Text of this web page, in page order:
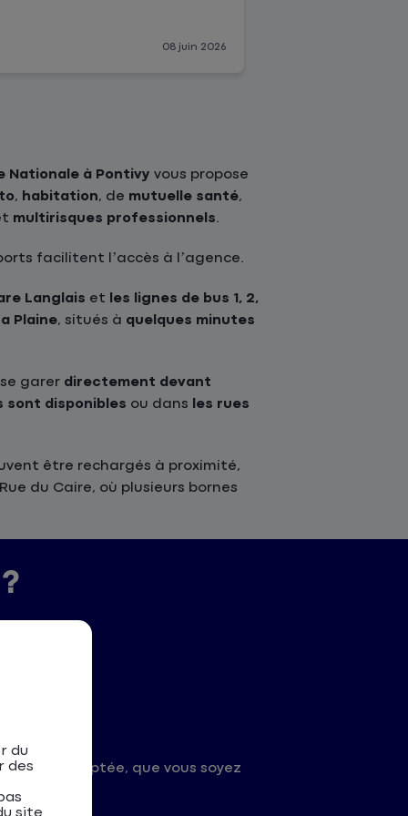
08 juin 2026
Nationale à Pontivy vous propose
, habitation, de mutuelle santé,
multirisques professionnels.
facilitent l’accès à l’agence.
Langlais et les lignes de bus 1, 2,
Plaine, situés à quelques minutes
garer directement devant
sont disponibles ou dans les rues
être rechargés à proximité,
du Caire, où plusieurs bornes
la plus adaptée, que vous soyez
du
des
site